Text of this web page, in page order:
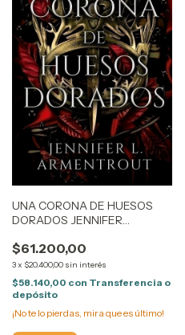
UNA CORONA DE HUESOS
DORADOS JENNIFER
$61.200,00
3x $20.400,00 sin interés
$58.140,00 con Transferencia o
depósito
¡No te lo pierdas, mira que es último!